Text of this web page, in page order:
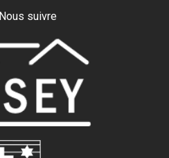
Nous suivre